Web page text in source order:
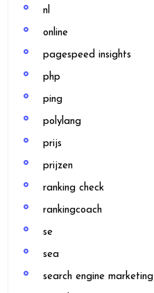
nl
online
pagespeed insights
php
ping
polylang
prijs
prijzen
ranking check
rankingcoach
se
sea
search engine marketing